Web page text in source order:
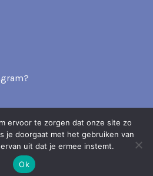
& Presents -
Verzenden & Retourneren
ervoor te zorgen dat onze site zo
je doorgaat met het gebruiken van
uit dat je ermee instemt.
Ok